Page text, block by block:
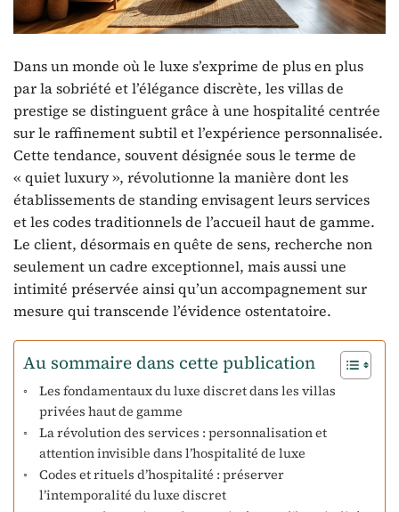
Dans un monde où le luxe s’exprime de plus en plus
par la sobriété et l’élégance discrète, les villas de
prestige se distinguent grâce à une hospitalité centrée
sur le raffinement subtil et l’expérience personnalisée.
Cette tendance, souvent désignée sous le terme de
« quiet luxury », révolutionne la manière dont les
établissements de standing envisagent leurs services
et les codes traditionnels de l’accueil haut de gamme.
Le client, désormais en quête de sens, recherche non
seulement un cadre exceptionnel, mais aussi une
intimité préservée ainsi qu’un accompagnement sur
mesure qui transcende l’évidence ostentatoire.
Au sommaire dans cette publication
Les fondamentaux du luxe discret dans les villas
privées haut de gamme
La révolution des services : personnalisation et
attention invisible dans l’hospitalité de luxe
Codes et rituels d’hospitalité : préserver
l’intemporalité du luxe discret